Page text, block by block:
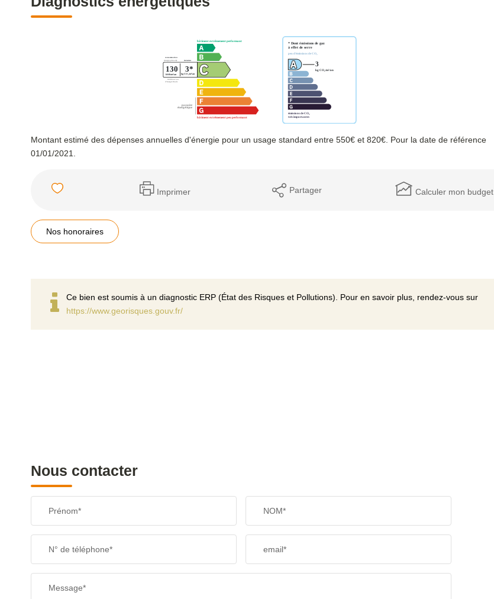
Montant estimé des dépenses annuelles d'énergie pour un usage standard entre 550€ et 820€. Pour la date de référence
01/01/2021.
Imprimer Partager Calculer mon budget
Nos honoraires
Ce bien est soumis à un diagnostic ERP (État des Risques et Pollutions). Pour en savoir plus, rendez-vous sur
https://www.georisques.gouv.fr/
Nous contacter
Prénom* NOM*
N° de téléphone* email*
Message*